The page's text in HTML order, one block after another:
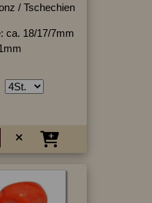
/ Tschechien
ca. 18/17/7mm